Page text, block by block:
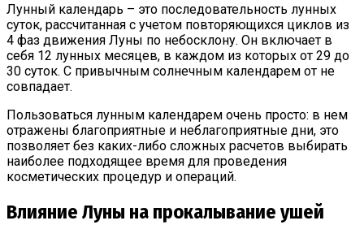
Лунный календарь – это последовательность лунных
суток, рассчитанная с учетом повторяющихся циклов из
4 фаз движения Луны по небосклону. Он включает в
себя 12 лунных месяцев, в каждом из которых от 29 до
30 суток. С привычным солнечным календарем от не
совпадает.
Пользоваться лунным календарем очень просто: в нем
отражены благоприятные и неблагоприятные дни, это
позволяет без каких-либо сложных расчетов выбирать
наиболее подходящее время для проведения
косметических процедур и операций.
Влияние Луны на прокалывание ушей